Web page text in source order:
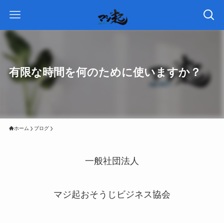
有限な時間を何のために使いますか？
ホーム ブログ
一般社団法人
マジ起おそうじビジネス協会